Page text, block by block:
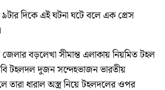
দিকে এই ঘটনা ঘটে বলে এক প্রেস
বড়লেখা সীমান্ত এলাকায় নিয়মিত টহল
টহলদল দুজন সন্দেহভাজন ভারতীয়
তারা ধারাল অস্ত্র নিয়ে টহলদলের ওপর